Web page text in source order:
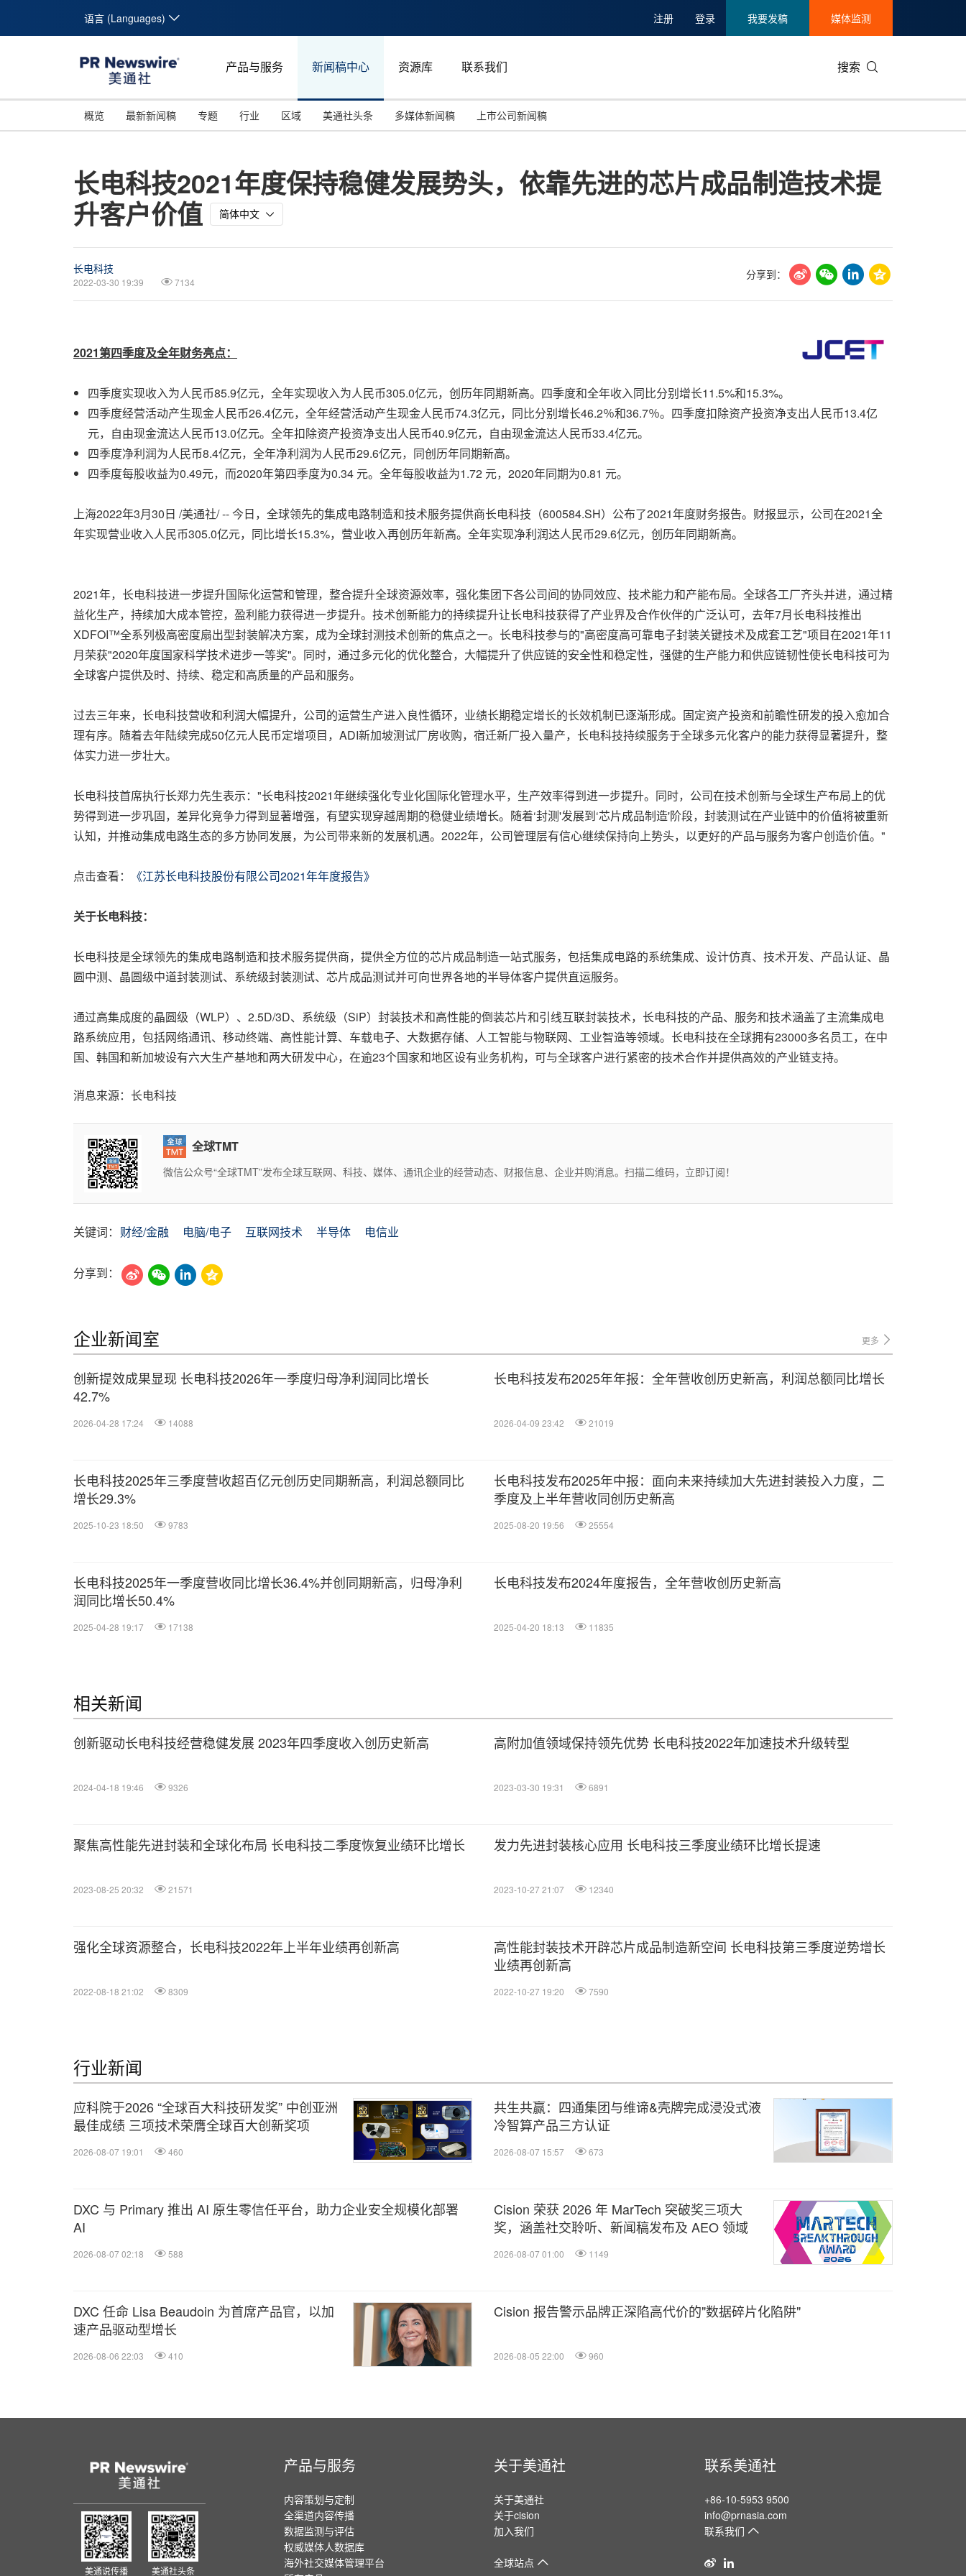
语言 (Languages) 注册 登录 我要发稿 媒体监测
产品与服务 新闻稿中心 资源库 联系我们 搜索
概览 最新新闻稿 专题
投资并购
碳中和
行业
能源化工与环保
娱乐时尚与艺术
区域
马来西亚
新加坡
美通社头条 多媒体新闻稿 上市公司新闻稿
长电科技2021年度保持稳健发展势头，依靠先进的芯片成品制造技术提
升客户价值
简体中文
长电科技
2022-03-30 19:39 7134
分享到：
2021第四季度及全年财务亮点：
四季度实现收入为人民币85.9亿元，全年实现收入为人民币305.0亿元，创历年同期新高。四季度和全年收入同比分别增长11.5%和15.3%。
四季度经营活动产生现金人民币26.4亿元，全年经营活动产生现金人民币74.3亿元，同比分别增长46.2％和36.7％。四季度扣除资产投资净支出人民币13.4亿
元，自由现金流达人民币13.0亿元。全年扣除资产投资净支出人民币40.9亿元，自由现金流达人民币33.4亿元。
四季度净利润为人民币8.4亿元，全年净利润为人民币29.6亿元，同创历年同期新高。
四季度每股收益为0.49元，而2020年第四季度为0.34 元。全年每股收益为1.72 元，2020年同期为0.81 元。
上海2022年3月30日 /美通社/ -- 今日，全球领先的集成电路制造和技术服务提供商长电科技（600584.SH）公布了2021年度财务报告。财报显示，公司在2021全
年实现营业收入人民币305.0亿元，同比增长15.3%，营业收入再创历年新高。全年实现净利润达人民币29.6亿元，创历年同期新高。
2021年，长电科技进一步提升国际化运营和管理，整合提升全球资源效率，强化集团下各公司间的协同效应、技术能力和产能布局。全球各工厂齐头并进，通过精
益化生产，持续加大成本管控，盈利能力获得进一步提升。技术创新能力的持续提升让长电科技获得了产业界及合作伙伴的广泛认可，去年7月长电科技推出
XDFOI™全系列极高密度扇出型封装解决方案，成为全球封测技术创新的焦点之一。长电科技参与的"高密度高可靠电子封装关键技术及成套工艺"项目在2021年11
月荣获"2020年度国家科学技术进步一等奖"。同时，通过多元化的优化整合，大幅提升了供应链的安全性和稳定性，强健的生产能力和供应链韧性使长电科技可为
全球客户提供及时、持续、稳定和高质量的产品和服务。
过去三年来，长电科技营收和利润大幅提升，公司的运营生产进入良性循环，业绩长期稳定增长的长效机制已逐渐形成。固定资产投资和前瞻性研发的投入愈加合
理有序。随着去年陆续完成50亿元人民币定增项目，ADI新加坡测试厂房收购，宿迁新厂投入量产，长电科技持续服务于全球多元化客户的能力获得显著提升，整
体实力进一步壮大。
长电科技首席执行长郑力先生表示："长电科技2021年继续强化专业化国际化管理水平，生产效率得到进一步提升。同时，公司在技术创新与全球生产布局上的优
势得到进一步巩固，差异化竞争力得到显著增强，有望实现穿越周期的稳健业绩增长。随着‘封测'发展到‘芯片成品制造'阶段，封装测试在产业链中的价值将被重新
认知，并推动集成电路生态的多方协同发展，为公司带来新的发展机遇。2022年，公司管理层有信心继续保持向上势头，以更好的产品与服务为客户创造价值。"
点击查看： 《江苏长电科技股份有限公司2021年年度报告》
关于长电科技：
长电科技是全球领先的集成电路制造和技术服务提供商，提供全方位的芯片成品制造一站式服务，包括集成电路的系统集成、设计仿真、技术开发、产品认证、晶
圆中测、晶圆级中道封装测试、系统级封装测试、芯片成品测试并可向世界各地的半导体客户提供直运服务。
通过高集成度的晶圆级（WLP）、2.5D/3D、系统级（SiP）封装技术和高性能的倒装芯片和引线互联封装技术，长电科技的产品、服务和技术涵盖了主流集成电
路系统应用，包括网络通讯、移动终端、高性能计算、车载电子、大数据存储、人工智能与物联网、工业智造等领域。长电科技在全球拥有23000多名员工，在中
国、韩国和新加坡设有六大生产基地和两大研发中心，在逾23个国家和地区设有业务机构，可与全球客户进行紧密的技术合作并提供高效的产业链支持。
消息来源：长电科技
全球TMT
微信公众号“全球TMT”发布全球互联网、科技、媒体、通讯企业的经营动态、财报信息、企业并购消息。扫描二维码，立即订阅！
关键词： 财经/金融 电脑/电子 互联网技术 半导体 电信业
分享到：
企业新闻室 更多
创新提效成果显现 长电科技2026年一季度归母净利润同比增长
42.7%
2026-04-28 17:24 14088
长电科技发布2025年年报：全年营收创历史新高，利润总额同比增长
2026-04-09 23:42 21019
长电科技2025年三季度营收超百亿元创历史同期新高，利润总额同比
增长29.3%
2025-10-23 18:50 9783
长电科技发布2025年中报：面向未来持续加大先进封装投入力度，二
季度及上半年营收同创历史新高
2025-08-20 19:56 25554
长电科技2025年一季度营收同比增长36.4%并创同期新高，归母净利
润同比增长50.4%
2025-04-28 19:17 17138
长电科技发布2024年度报告，全年营收创历史新高
2025-04-20 18:13 11835
相关新闻
创新驱动长电科技经营稳健发展 2023年四季度收入创历史新高
2024-04-18 19:46 9326
高附加值领域保持领先优势 长电科技2022年加速技术升级转型
2023-03-30 19:31 6891
聚焦高性能先进封装和全球化布局 长电科技二季度恢复业绩环比增长
2023-08-25 20:32 21571
发力先进封装核心应用 长电科技三季度业绩环比增长提速
2023-10-27 21:07 12340
强化全球资源整合，长电科技2022年上半年业绩再创新高
2022-08-18 21:02 8309
高性能封装技术开辟芯片成品制造新空间 长电科技第三季度逆势增长
业绩再创新高
2022-10-27 19:20 7590
行业新闻
应科院于2026 “全球百大科技研发奖” 中创亚洲
最佳成绩 三项技术荣膺全球百大创新奖项
2026-08-07 19:01 460
共生共赢：四通集团与维谛&壳牌完成浸没式液
冷智算产品三方认证
2026-08-07 15:57 673
DXC 与 Primary 推出 AI 原生零信任平台，助力企业安全规模化部署
AI
2026-08-07 02:18 588
Cision 荣获 2026 年 MarTech 突破奖三项大
奖，涵盖社交聆听、新闻稿发布及 AEO 领域
2026-08-07 01:00 1149
DXC 任命 Lisa Beaudoin 为首席产品官，以加
速产品驱动型增长
2026-08-06 22:03 410
Cision 报告警示品牌正深陷高代价的"数据碎片化陷阱"
2026-08-05 22:00 960
美通说传播 美通社头条
产品与服务
内容策划与定制
全渠道内容传播
数据监测与评估
权威媒体人数据库
海外社交媒体管理平台
关于美通社
关于美通社
关于cision
加入我们
全球站点
联系美通社
+86-10-5953 9500
info@prnasia.com
联系我们